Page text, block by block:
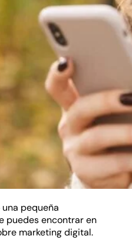
pequeña
puedes encontrar en
marketing digital.